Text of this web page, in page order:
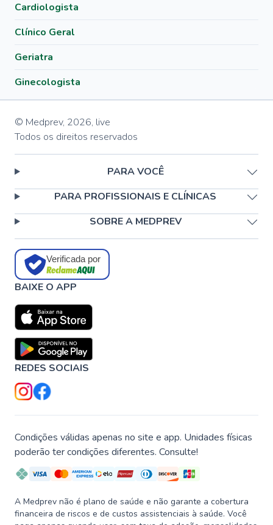
Cardiologista
Clínico Geral
Geriatra
Ginecologista
© Medprev, 2026, live
Todos os direitos reservados
PARA VOCÊ
PARA PROFISSIONAIS E CLÍNICAS
SOBRE A MEDPREV
Verificada por
BAIXE O APP
REDES SOCIAIS
Condições válidas apenas no site e app. Unidades físicas
poderão ter condições diferentes. Consulte!
A Medprev não é plano de saúde e não garante a cobertura
financeira de riscos e de custos assistenciais à saúde. Você